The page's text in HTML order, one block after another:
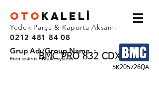
OTO KALEL İ
Yedek Parça & Kaporta Aksamı
0212 481 84 08
BMC PRO 832 CDX
Grup Adı/Group Name :
Fren sistemi / Brake system
5K205726QA